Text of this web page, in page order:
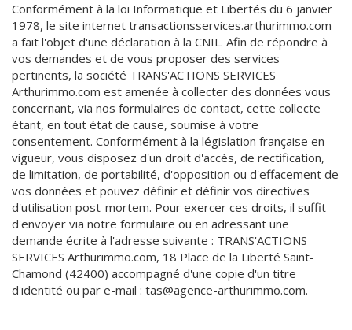
Conformément à la loi Informatique et Libertés du 6 janvier
1978, le site internet transactionsservices.arthurimmo.com
a fait l'objet d'une déclaration à la CNIL. Afin de répondre à
vos demandes et de vous proposer des services
pertinents, la société TRANS'ACTIONS SERVICES
Arthurimmo.com est amenée à collecter des données vous
concernant, via nos formulaires de contact, cette collecte
étant, en tout état de cause, soumise à votre
consentement. Conformément à la législation française en
vigueur, vous disposez d'un droit d'accès, de rectification,
de limitation, de portabilité, d'opposition ou d'effacement de
vos données et pouvez définir et définir vos directives
d'utilisation post-mortem. Pour exercer ces droits, il suffit
d'envoyer via notre formulaire ou en adressant une
demande écrite à l'adresse suivante : TRANS'ACTIONS
SERVICES Arthurimmo.com, 18 Place de la Liberté Saint-
Chamond (42400) accompagné d'une copie d'un titre
d'identité ou par e-mail : tas@agence-arthurimmo.com.